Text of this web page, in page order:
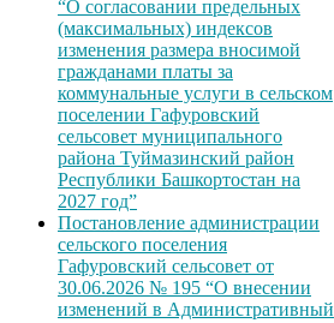
“О согласовании предельных
(максимальных) индексов
изменения размера вносимой
гражданами платы за
коммунальные услуги в сельском
поселении Гафуровский
сельсовет муниципального
района Туймазинский район
Республики Башкортостан на
2027 год”
Постановление администрации
сельского поселения
Гафуровский сельсовет от
30.06.2026 № 195 “О внесении
изменений в Административный